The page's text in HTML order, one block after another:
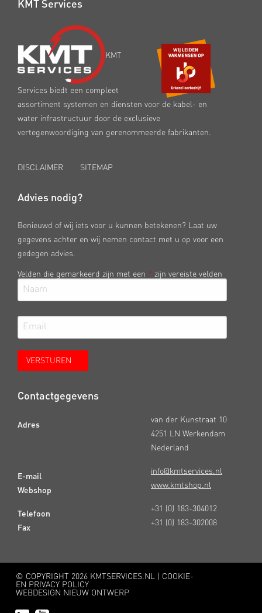
KMT Services
KMT
Services biedt een compleet
assortiment systemen en diensten voor de kabel- en
water infrastructuur door de exclusieve
vertegenwoordiging van gerenommeerde fabrikanten.
DISCLAIMER SITEMAP
Advies nodig?
Benieuwd of wij iets voor u kunnen betekenen? Laat uw
gegevens achter en wij nemen contact met u op voor een
gedegen advies.
Velden die gemarkeerd zijn met een * zijn vereiste velden
Contactgegevens
Adres
E-mail
Webshop
Telefoon
Fax
van der Kunstraat 10
4251 LN Werkendam
Nederland
info@kmtservices.nl
www.kmtshop.nl
+31 (0) 183-304012
+31 (0) 183-302008
© COPYRIGHT 2026 KMTSERVICES.NL | COOKIE-
EN PRIVACY POLICY
WEBDESIGN NIEUW ONTWERP